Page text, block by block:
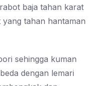
baja tahan karat
tahan hantaman
sehingga kuman
dengan lemari